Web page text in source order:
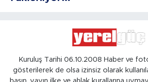
Kuruluş Tarihi 06.10.2008 Haber ve
gösterilerek de olsa izinsiz olarak